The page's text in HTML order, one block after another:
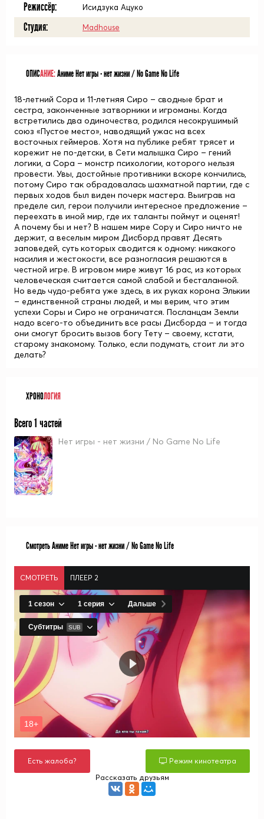
Режиссёр: Исидзука Ацуко
Студия: Madhouse
ОПИСАНИЕ:Аниме Нет игры - нет жизни / No Game No Life
18-летний Сора и 11-летняя Сиро – сводные брат и
сестра, законченные затворники и игроманы. Когда
встретились два одиночества, родился несокрушимый
союз «Пустое место», наводящий ужас на всех
восточных геймеров. Хотя на публике ребят трясет и
корежит не по-детски, в Сети малышка Сиро – гений
логики, а Сора – монстр психологии, которого нельзя
провести. Увы, достойные противники вскоре кончились,
потому Сиро так обрадовалась шахматной партии, где с
первых ходов был виден почерк мастера. Выиграв на
пределе сил, герои получили интересное предложение –
переехать в иной мир, где их таланты поймут и оценят!
А почему бы и нет? В нашем мире Сору и Сиро ничто не
держит, а веселым миром Дисборд правят Десять
заповедей, суть которых сводится к одному: никакого
насилия и жестокости, все разногласия решаются в
честной игре. В игровом мире живут 16 рас, из которых
человеческая считается самой слабой и бесталанной.
Но ведь чудо-ребята уже здесь, в их руках корона Элькии
– единственной страны людей, и мы верим, что этим
успехи Соры и Сиро не ограничатся. Посланцам Земли
надо всего-то объединить все расы Дисборда – и тогда
они смогут бросить вызов богу Тету – своему, кстати,
старому знакомому. Только, если подумать, стоит ли это
делать?
ХРОНОЛОГИЯ
Всего 1 частей
Нет игры - нет жизни / No Game No Life
Смотреть Аниме Нет игры - нет жизни / No Game No Life
СМОТРЕТЬ ПЛЕЕР 2
Есть жалоба?
Режим кинотеатра
Рассказать друзьям